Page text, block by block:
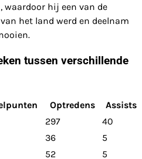
waardoor hij een van de
het land werd en deelnam
tussen verschillende
Optredens
Assists
297
40
36
5
52 5